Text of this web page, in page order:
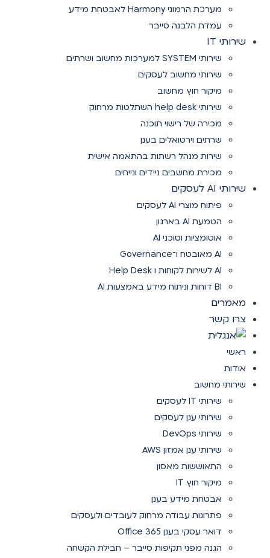
מערכת הרמוני Harmony לאבטחת מידע
עמדת הלבנה סייבר
שירותי IT
שירותי SYSTEM למערכות מחשוב ושרתים
שירותי מחשוב לעסקים
מיקור חוץ מחשוב
שירותי help desk השתלטות מרחוק
מכירה של רישוי תוכנה
שרתים וירטואלים בענן
שירות מנהל רשתות בהתאמה אישית
מכירת מחשבים ניידים ונייחים
שירותי AI לעסקים
פיתוח מוצרי AI לעסקים
הטמעת AI בארגון
אוטומציות וסוכני AI
AI מאובטח ו־Governance
AI לשירות לקוחות ו Help Desk
BI דוחות וניתוח מידע באמצעות AI
מאמרים
צרו קשר
ראשי
אודות
שירותי מחשוב
שירותי IT לעסקים
שירותי ענן לעסקים
שירותי DevOps
שירותי ענן אמזון AWS
התאוששות מאסון
מיקור חוץ IT
אבטחת מידע בענן
פתרונות עבודה מרחוק לעובדים ולעסקים
דואר עסקי בענן Office 365
הגנה מפני תקיפות סייבר – חבילת הקשחה